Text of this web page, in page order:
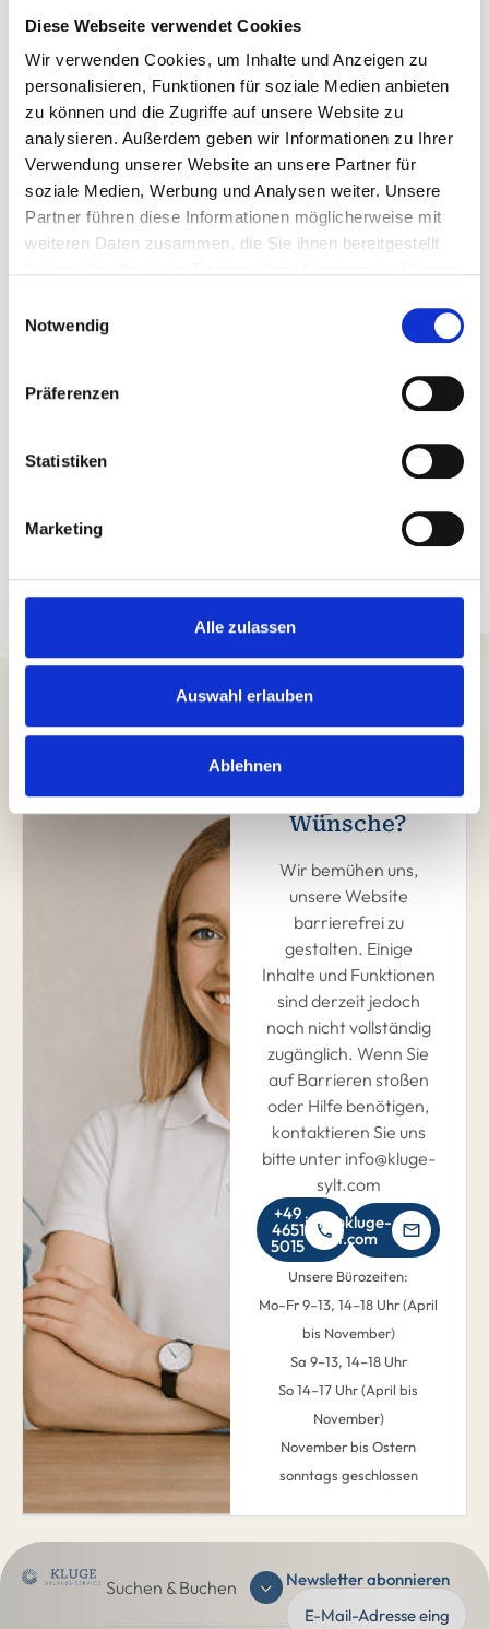
Diese Webseite verwendet Cookies
Wir verwenden Cookies, um Inhalte und Anzeigen zu
personalisieren, Funktionen für soziale Medien anbieten
zu können und die Zugriffe auf unsere Website zu
analysieren. Außerdem geben wir Informationen zu Ihrer
Verwendung unserer Website an unsere Partner für
soziale Medien, Werbung und Analysen weiter. Unsere
Partner führen diese Informationen möglicherweise mit
weiteren Daten zusammen, die Sie ihnen bereitgestellt
Notwendig
Präferenzen
Statistiken
Marketing
Alle zulassen
Auswahl erlauben
Ablehnen
3 Bewertungen
Ihre Buchungsvorteile
Persönlicher Ansprechpartner vor Ort
eigene Hausdamen
Fragen und
Wünsche?
Wir bemühen uns,
unsere Website
barrierefrei zu
gestalten. Einige
Inhalte und Funktionen
sind derzeit jedoch
noch nicht vollständig
zugänglich. Wenn Sie
auf Barrieren stoßen
oder Hilfe benötigen,
kontaktieren Sie uns
bitte unter info@kluge-
sylt.com
+49
4651
5015
info@kluge-
sylt.com
Unsere Bürozeiten:
Mo–Fr 9–13, 14–18 Uhr (April
bis November)
Sa 9–13, 14–18 Uhr
So 14–17 Uhr (April bis
November)
November bis Ostern
sonntags geschlossen
Suchen & Buchen Newsletter abonnieren